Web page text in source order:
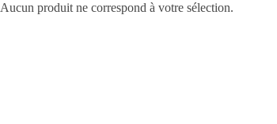
Aucun produit ne correspond à votre sélection.